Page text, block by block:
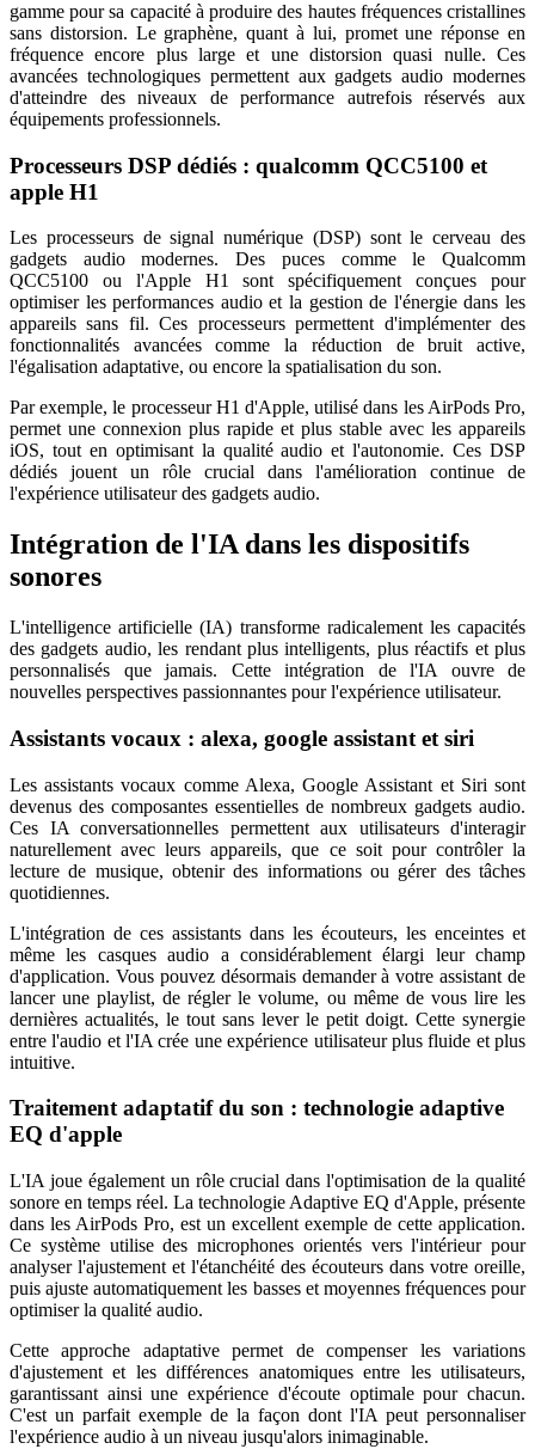
gamme pour sa capacité à produire des hautes fréquences cristallines
sans distorsion. Le graphène, quant à lui, promet une réponse en
fréquence encore plus large et une distorsion quasi nulle. Ces
avancées technologiques permettent aux gadgets audio modernes
d'atteindre des niveaux de performance autrefois réservés aux
équipements professionnels.
Processeurs DSP dédiés : qualcomm QCC5100 et
apple H1
Les processeurs de signal numérique (DSP) sont le cerveau des
gadgets audio modernes. Des puces comme le Qualcomm
QCC5100 ou l'Apple H1 sont spécifiquement conçues pour
optimiser les performances audio et la gestion de l'énergie dans les
appareils sans fil. Ces processeurs permettent d'implémenter des
fonctionnalités avancées comme la réduction de bruit active,
l'égalisation adaptative, ou encore la spatialisation du son.
Par exemple, le processeur H1 d'Apple, utilisé dans les AirPods Pro,
permet une connexion plus rapide et plus stable avec les appareils
iOS, tout en optimisant la qualité audio et l'autonomie. Ces DSP
dédiés jouent un rôle crucial dans l'amélioration continue de
l'expérience utilisateur des gadgets audio.
Intégration de l'IA dans les dispositifs
sonores
L'intelligence artificielle (IA) transforme radicalement les capacités
des gadgets audio, les rendant plus intelligents, plus réactifs et plus
personnalisés que jamais. Cette intégration de l'IA ouvre de
nouvelles perspectives passionnantes pour l'expérience utilisateur.
Assistants vocaux : alexa, google assistant et siri
Les assistants vocaux comme Alexa, Google Assistant et Siri sont
devenus des composantes essentielles de nombreux gadgets audio.
Ces IA conversationnelles permettent aux utilisateurs d'interagir
naturellement avec leurs appareils, que ce soit pour contrôler la
lecture de musique, obtenir des informations ou gérer des tâches
quotidiennes.
L'intégration de ces assistants dans les écouteurs, les enceintes et
même les casques audio a considérablement élargi leur champ
d'application. Vous pouvez désormais demander à votre assistant de
lancer une playlist, de régler le volume, ou même de vous lire les
dernières actualités, le tout sans lever le petit doigt. Cette synergie
entre l'audio et l'IA crée une expérience utilisateur plus fluide et plus
intuitive.
Traitement adaptatif du son : technologie adaptive
EQ d'apple
L'IA joue également un rôle crucial dans l'optimisation de la qualité
sonore en temps réel. La technologie Adaptive EQ d'Apple, présente
dans les AirPods Pro, est un excellent exemple de cette application.
Ce système utilise des microphones orientés vers l'intérieur pour
analyser l'ajustement et l'étanchéité des écouteurs dans votre oreille,
puis ajuste automatiquement les basses et moyennes fréquences pour
optimiser la qualité audio.
Cette approche adaptative permet de compenser les variations
d'ajustement et les différences anatomiques entre les utilisateurs,
garantissant ainsi une expérience d'écoute optimale pour chacun.
C'est un parfait exemple de la façon dont l'IA peut personnaliser
l'expérience audio à un niveau jusqu'alors inimaginable.